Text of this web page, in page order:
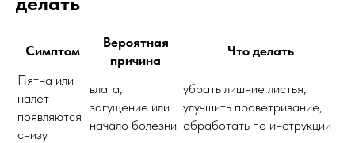
Симптом
Вероятная
причина
Что делать
Пятна или
налет
появляются
снизу
влага,
загущение или
начало болезни
убрать лишние листья,
улучшить проветривание,
обработать по инструкции